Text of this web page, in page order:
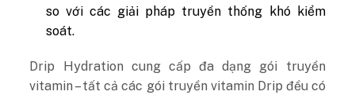
so với các giải pháp truyền thống khó kiểm
soát.
Drip Hydration cung cấp đa dạng gói truyền
vitamin – tất cả các gói truyền vitamin Drip đều có